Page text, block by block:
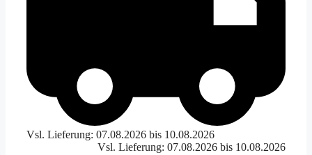
Vsl. Lieferung: 07.08.2026 bis 10.08.2026
Vsl. Lieferung: 07.08.2026 bis 10.08.2026